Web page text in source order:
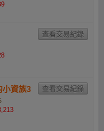
資族3